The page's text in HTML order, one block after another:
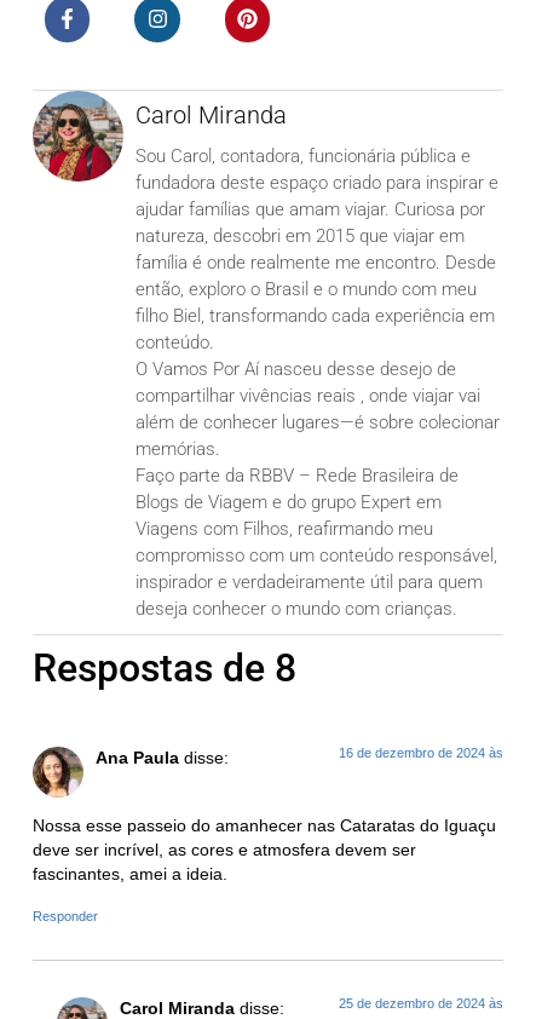
Carol Miranda
Sou Carol, contadora, funcionária pública e
fundadora deste espaço criado para inspirar e
ajudar famílias que amam viajar. Curiosa por
natureza, descobri em 2015 que viajar em
família é onde realmente me encontro. Desde
então, exploro o Brasil e o mundo com meu
filho Biel, transformando cada experiência em
conteúdo.
O Vamos Por Aí nasceu desse desejo de
compartilhar vivências reais , onde viajar vai
além de conhecer lugares—é sobre colecionar
memórias.
Faço parte da RBBV – Rede Brasileira de
Blogs de Viagem e do grupo Expert em
Viagens com Filhos, reafirmando meu
compromisso com um conteúdo responsável,
inspirador e verdadeiramente útil para quem
deseja conhecer o mundo com crianças.
Respostas de 8
Ana Paula disse: 16 de dezembro de 2024 às
Nossa esse passeio do amanhecer nas Cataratas do Iguaçu
deve ser incrível, as cores e atmosfera devem ser
fascinantes, amei a ideia.
Responder
Carol Miranda disse: 25 de dezembro de 2024 às